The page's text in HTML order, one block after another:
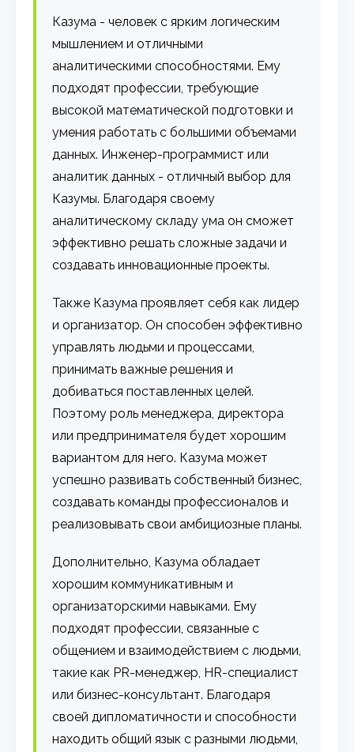
Казума - человек с ярким логическим
мышлением и отличными
аналитическими способностями. Ему
подходят профессии, требующие
высокой математической подготовки и
умения работать с большими объемами
данных. Инженер-программист или
аналитик данных - отличный выбор для
Казумы. Благодаря своему
аналитическому складу ума он сможет
эффективно решать сложные задачи и
создавать инновационные проекты.
Также Казума проявляет себя как лидер
и организатор. Он способен эффективно
управлять людьми и процессами,
принимать важные решения и
добиваться поставленных целей.
Поэтому роль менеджера, директора
или предпринимателя будет хорошим
вариантом для него. Казума может
успешно развивать собственный бизнес,
создавать команды профессионалов и
реализовывать свои амбициозные планы.
Дополнительно, Казума обладает
хорошим коммуникативным и
организаторскими навыками. Ему
подходят профессии, связанные с
общением и взаимодействием с людьми,
такие как PR-менеджер, HR-специалист
или бизнес-консультант. Благодаря
своей дипломатичности и способности
находить общий язык с разными людьми,